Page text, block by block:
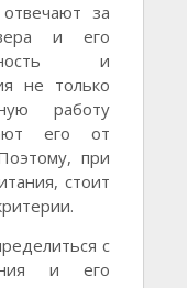
за
и его
и
не только
работу
его от
при
стоит
с
и его